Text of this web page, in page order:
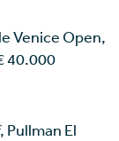
Venice Open,
40.000
El